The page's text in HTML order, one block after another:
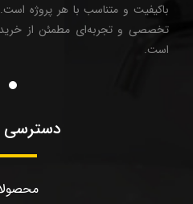
باکیفیت و متناسب با هر پروژه
تخصصی و تجربه‌ای مطمئن از خرید
است.
دسترسی